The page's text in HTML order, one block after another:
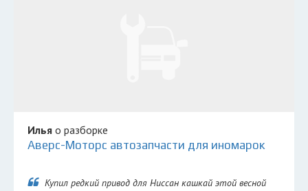
Илья о разборке
Аверс-Моторс автозапчасти для иномарок
Купил редкий привод для Ниссан кашкай этой весной